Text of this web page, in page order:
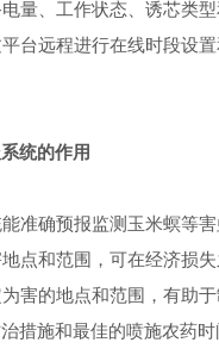
量、工作状态、诱芯类
台远程进行在线时段设
统的作用
准确预报监测玉米螟等
点和范围，可在经济损
害的地点和范围，有助
措施和最佳的喷施农药时